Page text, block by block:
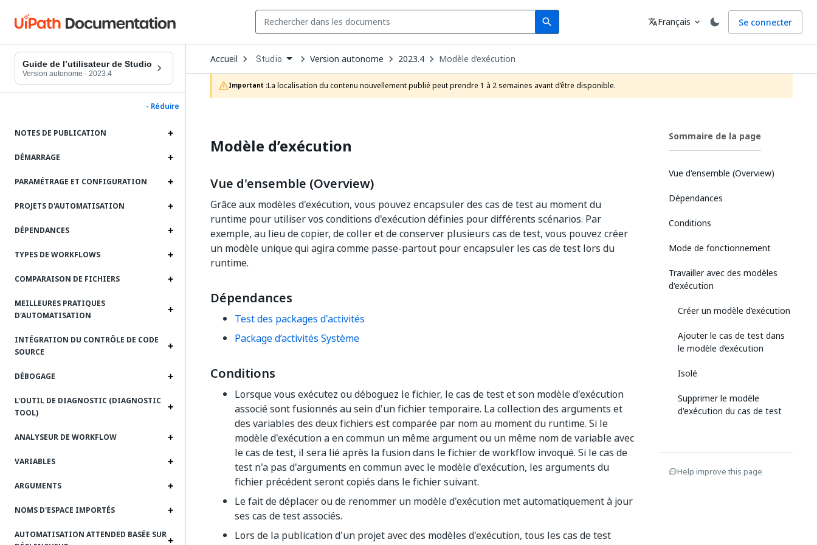
search
Search Langue
translateFrançais expand_more Se connecter
Guide de l’utilisateur de Studio
Version autonome · 2023.4
- Réduire
NOTES DE PUBLICATION
DÉMARRAGE
PARAMÉTRAGE ET CONFIGURATION
PROJETS D'AUTOMATISATION
DÉPENDANCES
TYPES DE WORKFLOWS
COMPARAISON DE FICHIERS
MEILLEURES PRATIQUES
D'AUTOMATISATION
INTÉGRATION DU CONTRÔLE DE CODE
SOURCE
DÉBOGAGE
L'OUTIL DE DIAGNOSTIC (DIAGNOSTIC
TOOL)
ANALYSEUR DE WORKFLOW
VARIABLES
ARGUMENTS
NOMS D'ESPACE IMPORTÉS
AUTOMATISATION ATTENDED BASÉE SUR
Accueil Open
Dropdown
to
choose
product
Studio Version autonome 2023.4 Modèle d’exécution
Important :La localisation du contenu nouvellement publié peut prendre 1 à 2 semaines avant d’être disponible.
Modèle d’exécution
Vue d'ensemble (Overview)
Grâce aux modèles d'exécution, vous pouvez encapsuler des cas de test au moment du
runtime pour utiliser vos conditions d'exécution définies pour différents scénarios. Par
exemple, au lieu de copier, de coller et de conserver plusieurs cas de test, vous pouvez créer
un modèle unique qui agira comme passe-partout pour encapsuler les cas de test lors du
runtime.
Dépendances
Test des packages d'activités
Package d’activités Système
Conditions
Lorsque vous exécutez ou déboguez le fichier, le cas de test et son modèle d'exécution
associé sont fusionnés au sein d'un fichier temporaire. La collection des arguments et
des variables des deux fichiers est comparée par nom au moment du runtime. Si le
modèle d'exécution a en commun un même argument ou un même nom de variable avec
le cas de test, il sera lié après la fusion dans le fichier de workflow invoqué. Si le cas de
test n'a pas d'arguments en commun avec le modèle d'exécution, les arguments du
fichier précédent seront copiés dans le fichier suivant.
Le fait de déplacer ou de renommer un modèle d'exécution met automatiquement à jour
ses cas de test associés.
Lors de la publication d'un projet avec des modèles d'exécution, tous les cas de test
Sommaire de la page
Vue d'ensemble (Overview)
Dépendances
Conditions
Mode de fonctionnement
Travailler avec des modèles
d'exécution
Créer un modèle d’exécution
Ajouter le cas de test dans
le modèle d’exécution
Isolé
Supprimer le modèle
d'exécution du cas de test
Help improve this page